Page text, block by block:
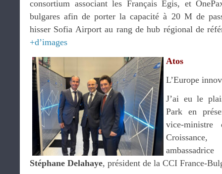
consortium associant les Français Egis, et
bulgares afin de porter la capacité à 20 M de
hisser Sofia Airport au rang de hub régional de
+d’images
Atos
L’Europe
J’ai eu le
Park en
vice-
Stéphane Delahaye, président de la CCI France-